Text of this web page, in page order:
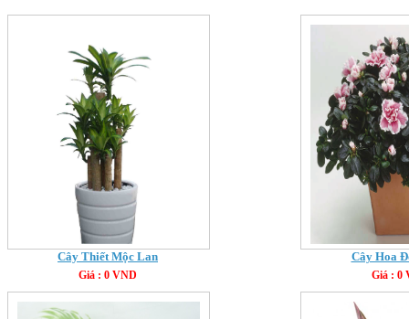
Cây Thiết Mộc Lan
Giá : 0 VND
Cây Hoa
Giá : 0